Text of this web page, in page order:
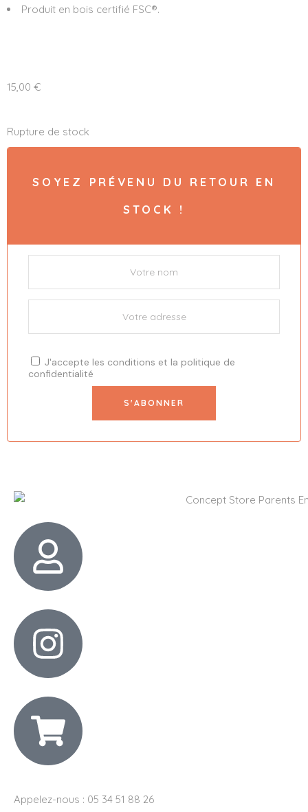
Produit en bois certifié FSC®.
15,00 €
Rupture de stock
SOYEZ PRÉVENU DU RETOUR EN
STOCK !
J'accepte les conditions et la politique de
confidentialité
Appelez-nous : 05 34 51 88 26